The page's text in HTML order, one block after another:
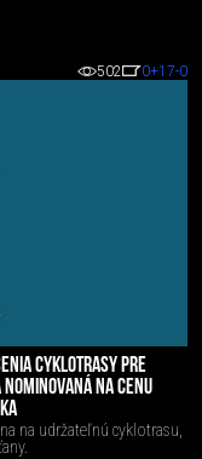
502 0+17-0
CYKLOTRASY PRE
NOMINOVANÁ NA CENU
na udržateľnú cyklotrasu,